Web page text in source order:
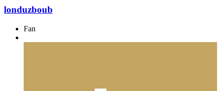
londuzboub
Fan